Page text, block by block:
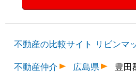
不動産の比較サイト リビンマ
不動産仲介
広島県 豊田